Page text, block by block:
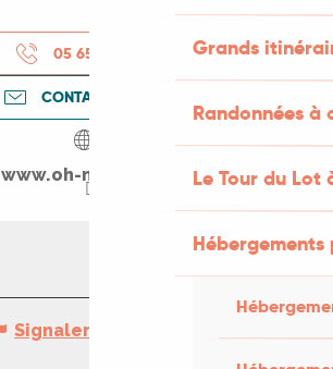
Grands
Randonnées
Le Tour du Lot
05 65 35 18
CONTACTEZ-NOUS
www.oh-my-beer.fr
Signaler une erreur